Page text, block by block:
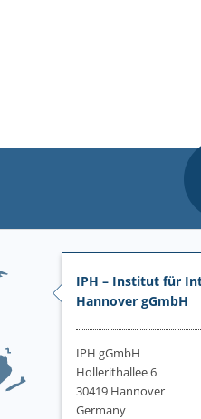
IPH – Institut für
Hannover gGmbH
IPH gGmbH
Hollerithallee 6
30419 Hannover
Germany